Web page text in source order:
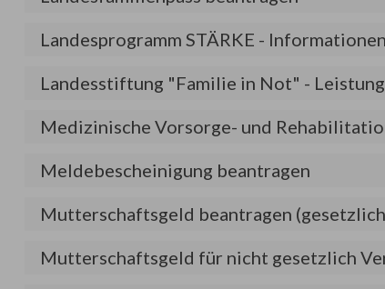
Landesprogramm STÄRKE -
Landesstiftung "Familie in Not" -
Medizinische Vorsorge- und
Meldebescheinigung beantragen
Mutterschaftsgeld beantragen
Mutterschaftsgeld für nicht gesetzlich